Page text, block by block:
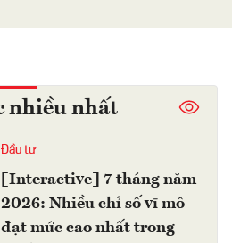
nhiều nhất
Đầu tư
[Interactive] 7 tháng năm
2026: Nhiều chỉ số vĩ mô
đạt mức cao nhất trong